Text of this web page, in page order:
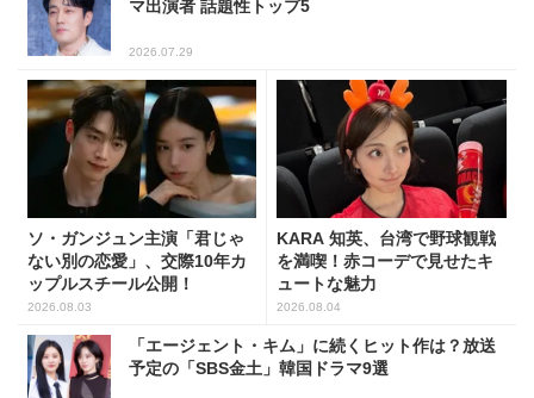
マ出演者 話題性トップ5
2026.07.29
ソ・ガンジュン主演「君じゃ
ない別の恋愛」、交際10年カ
ップルスチール公開！
2026.08.03
KARA 知英、台湾で野球観戦
を満喫！赤コーデで見せたキ
ュートな魅力
2026.08.04
「エージェント・キム」に続くヒット作は？放送
予定の「SBS金土」韓国ドラマ9選